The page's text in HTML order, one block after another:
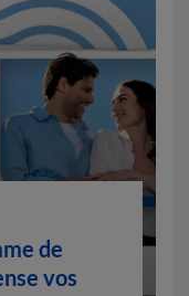
de
vos